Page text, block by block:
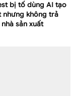
bị tố dùng AI tạo
nhưng không trả
sản xuất